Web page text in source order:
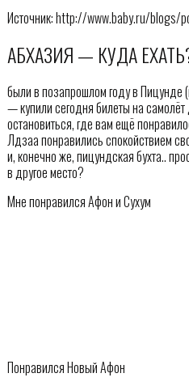
Источник: http://www.baby.ru/
АБХАЗИЯ — КУДА
были в позапрошлом году в Пицунде
— купили сегодня билеты на
остановиться, где вам ещё
Лдзаа понравились спокойствием
и, конечно же, пицундская бухта..
в другое место?
Мне понравился Афон и Сухум
Понравился Новый Афон